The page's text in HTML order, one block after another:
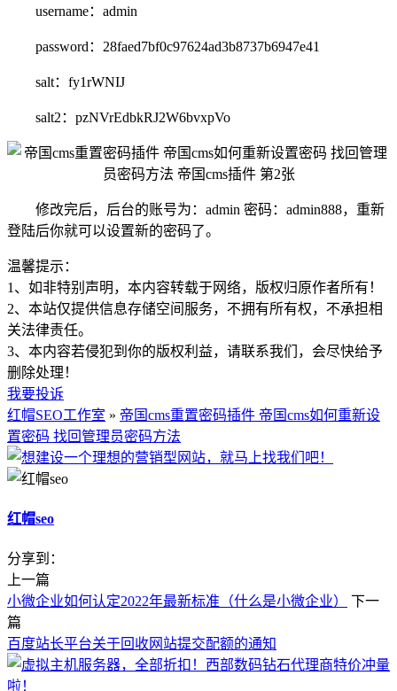
username：admin
password：28faed7bf0c97624ad3b8737b6947e41
salt：fy1rWNIJ
salt2：pzNVrEdbkRJ2W6bvxpVo
修改完后，后台的账号为：admin 密码：admin888，重新
登陆后你就可以设置新的密码了。
温馨提示：
1、如非特别声明，本内容转载于网络，版权归原作者所有！
2、本站仅提供信息存储空间服务，不拥有所有权，不承担相
关法律责任。
3、本内容若侵犯到你的版权利益，请联系我们，会尽快给予
删除处理！
我要投诉
红帽SEO工作室 » 帝国cms重置密码插件 帝国cms如何重新设
置密码 找回管理员密码方法
红帽seo
分享到：
上一篇
小微企业如何认定2022年最新标准（什么是小微企业）
下一
篇
百度站长平台关于回收网站提交配额的通知